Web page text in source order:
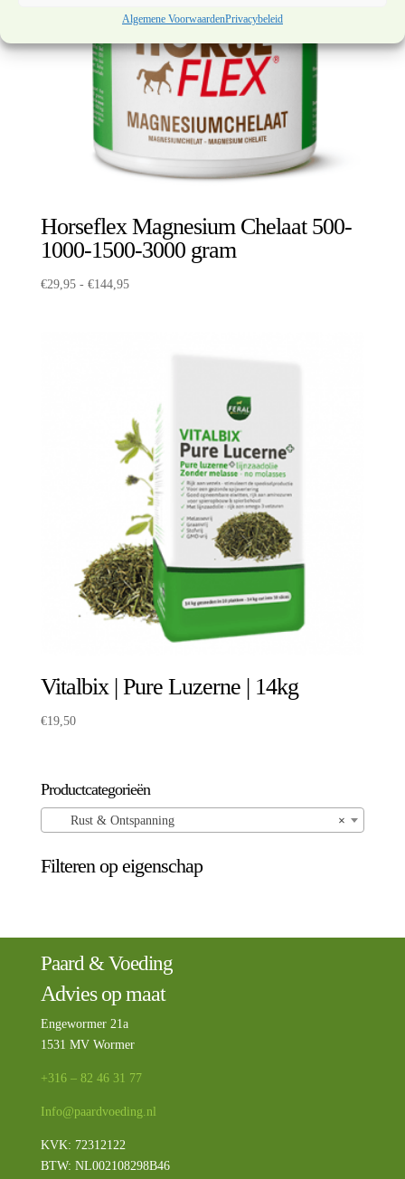
Algemene VoorwaardenPrivacybeleid
Horseflex Magnesium Chelaat 500-
1000-1500-3000 gram
€29,95 - €144,95Prijsklasse:
Vitalbix | Pure Luzerne | 14kg
€19,50
Productcategorieën
×
Rust & Ontspanning
Filteren op eigenschap
Paard & Voeding
Advies op maat
Engewormer 21a
1531 MV Wormer
+316 – 82 46 31 77
Info@paardvoeding.nl
KVK: 72312122
BTW: NL002108298B46